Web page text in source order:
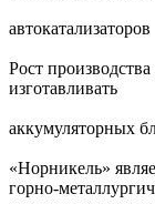
автокатализаторов
Рост
изготавливать
аккумуляторных
«Норникель»
горно-